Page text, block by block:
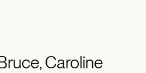
Caroline